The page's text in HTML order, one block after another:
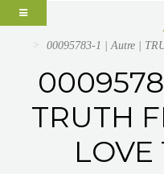
00095783-1 | Autre |
TRUTH